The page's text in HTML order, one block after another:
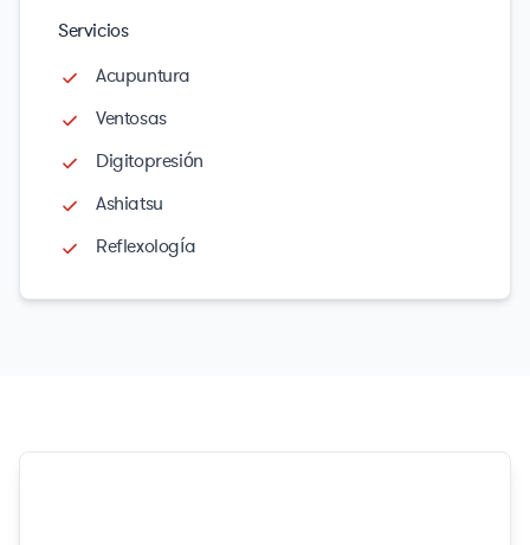
Servicios
Acupuntura
Ventosas
Digitopresión
Ashiatsu
Reflexología